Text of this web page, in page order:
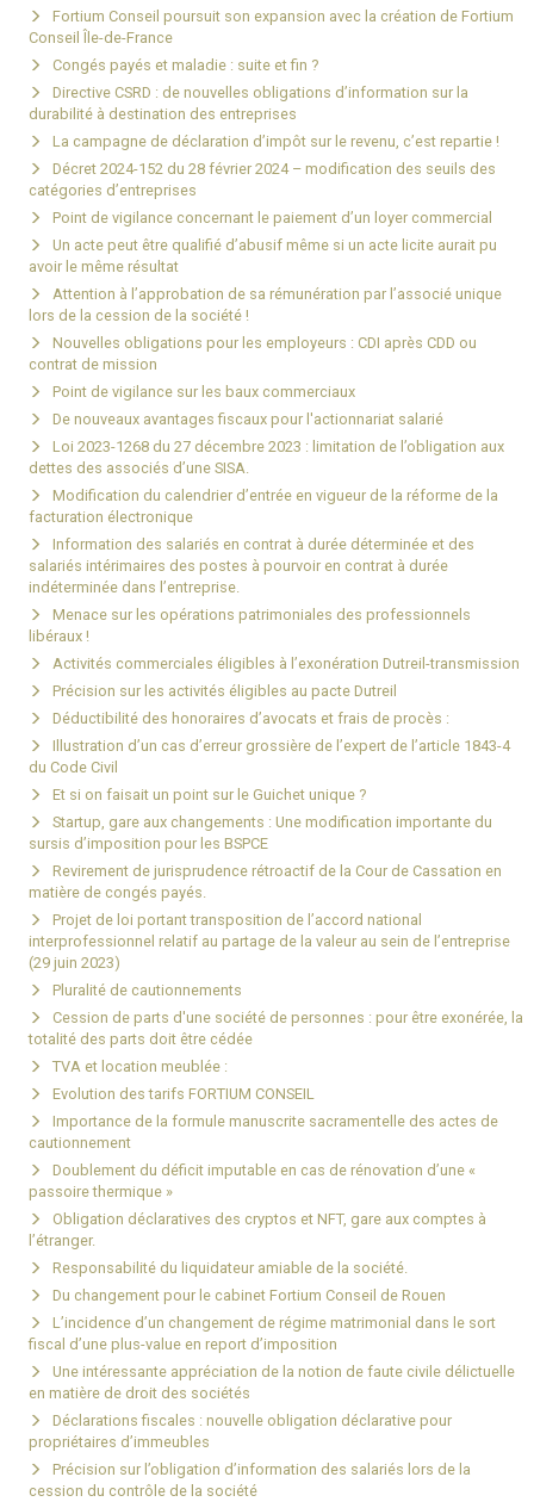
Fortium Conseil poursuit son expansion avec la création de Fortium
Conseil Île-de-France
Congés payés et maladie : suite et fin ?
Directive CSRD : de nouvelles obligations d’information sur la
durabilité à destination des entreprises
La campagne de déclaration d’impôt sur le revenu, c’est repartie !
Décret 2024-152 du 28 février 2024 – modification des seuils des
catégories d’entreprises
Point de vigilance concernant le paiement d’un loyer commercial
Un acte peut être qualifié d’abusif même si un acte licite aurait pu
avoir le même résultat
Attention à l’approbation de sa rémunération par l’associé unique
lors de la cession de la société !
Nouvelles obligations pour les employeurs : CDI après CDD ou
contrat de mission
Point de vigilance sur les baux commerciaux
De nouveaux avantages fiscaux pour l'actionnariat salarié
Loi 2023-1268 du 27 décembre 2023 : limitation de l’obligation aux
dettes des associés d’une SISA.
Modification du calendrier d’entrée en vigueur de la réforme de la
facturation électronique
Information des salariés en contrat à durée déterminée et des
salariés intérimaires des postes à pourvoir en contrat à durée
indéterminée dans l’entreprise.
Menace sur les opérations patrimoniales des professionnels
libéraux !
Activités commerciales éligibles à l’exonération Dutreil-transmission
Précision sur les activités éligibles au pacte Dutreil
Déductibilité des honoraires d’avocats et frais de procès :
Illustration d’un cas d’erreur grossière de l’expert de l’article 1843-4
du Code Civil
Et si on faisait un point sur le Guichet unique ?
Startup, gare aux changements : Une modification importante du
sursis d’imposition pour les BSPCE
Revirement de jurisprudence rétroactif de la Cour de Cassation en
matière de congés payés.
Projet de loi portant transposition de l’accord national
interprofessionnel relatif au partage de la valeur au sein de l’entreprise
(29 juin 2023)
Pluralité de cautionnements
Cession de parts d'une société de personnes : pour être exonérée, la
totalité des parts doit être cédée
TVA et location meublée :
Evolution des tarifs FORTIUM CONSEIL
Importance de la formule manuscrite sacramentelle des actes de
cautionnement
Doublement du déficit imputable en cas de rénovation d’une «
passoire thermique »
Obligation déclaratives des cryptos et NFT, gare aux comptes à
l’étranger.
Responsabilité du liquidateur amiable de la société.
Du changement pour le cabinet Fortium Conseil de Rouen
L’incidence d’un changement de régime matrimonial dans le sort
fiscal d’une plus-value en report d’imposition
Une intéressante appréciation de la notion de faute civile délictuelle
en matière de droit des sociétés
Déclarations fiscales : nouvelle obligation déclarative pour
propriétaires d’immeubles
Précision sur l’obligation d’information des salariés lors de la
cession du contrôle de la société